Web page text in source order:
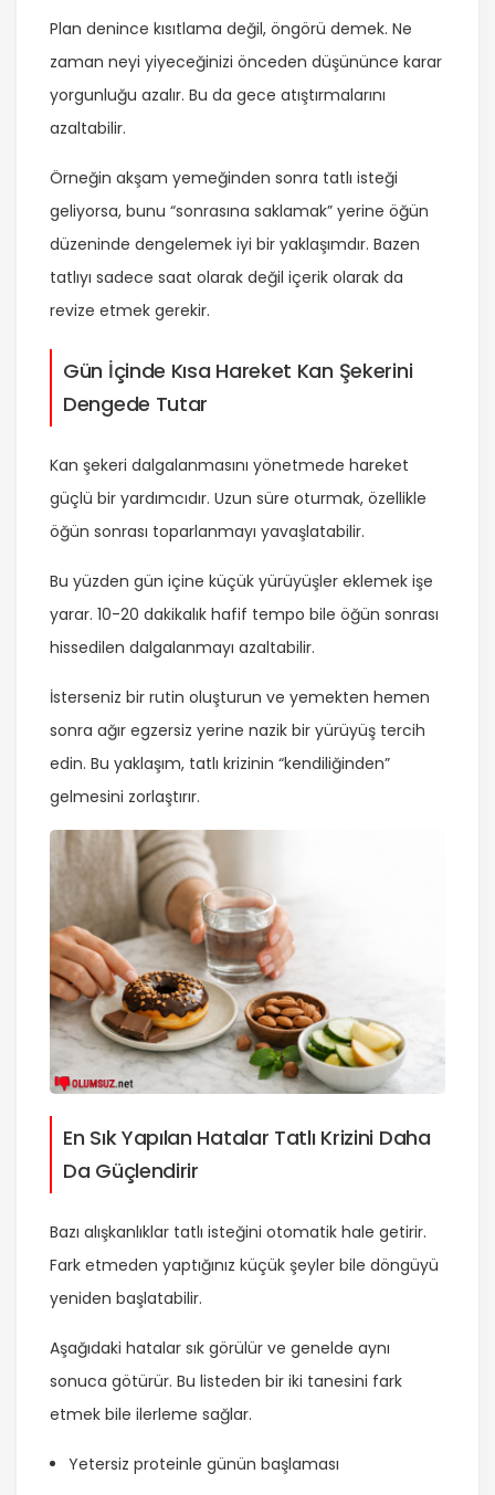
Plan denince kısıtlama değil, öngörü demek. Ne
zaman neyi yiyeceğinizi önceden düşününce karar
yorgunluğu azalır. Bu da gece atıştırmalarını
azaltabilir.
Örneğin akşam yemeğinden sonra tatlı isteği
geliyorsa, bunu “sonrasına saklamak” yerine öğün
düzeninde dengelemek iyi bir yaklaşımdır. Bazen
tatlıyı sadece saat olarak değil içerik olarak da
revize etmek gerekir.
Gün İçinde Kısa Hareket Kan Şekerini
Dengede Tutar
Kan şekeri dalgalanmasını yönetmede hareket
güçlü bir yardımcıdır. Uzun süre oturmak, özellikle
öğün sonrası toparlanmayı yavaşlatabilir.
Bu yüzden gün içine küçük yürüyüşler eklemek işe
yarar. 10-20 dakikalık hafif tempo bile öğün sonrası
hissedilen dalgalanmayı azaltabilir.
İsterseniz bir rutin oluşturun ve yemekten hemen
sonra ağır egzersiz yerine nazik bir yürüyüş tercih
edin. Bu yaklaşım, tatlı krizinin “kendiliğinden”
gelmesini zorlaştırır.
En Sık Yapılan Hatalar Tatlı Krizini Daha
Da Güçlendirir
Bazı alışkanlıklar tatlı isteğini otomatik hale getirir.
Fark etmeden yaptığınız küçük şeyler bile döngüyü
yeniden başlatabilir.
Aşağıdaki hatalar sık görülür ve genelde aynı
sonuca götürür. Bu listeden bir iki tanesini fark
etmek bile ilerleme sağlar.
Yetersiz proteinle günün başlaması